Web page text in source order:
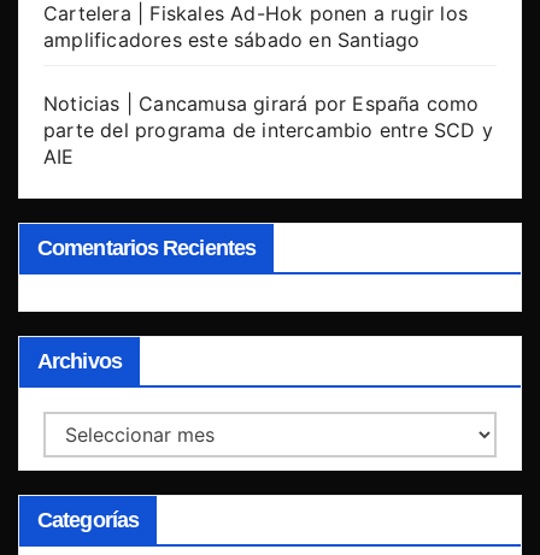
Cartelera | Fiskales Ad-Hok ponen a rugir los
amplificadores este sábado en Santiago
Noticias | Cancamusa girará por España como
parte del programa de intercambio entre SCD y
AIE
Comentarios Recientes
Archivos
Archivos
Categorías